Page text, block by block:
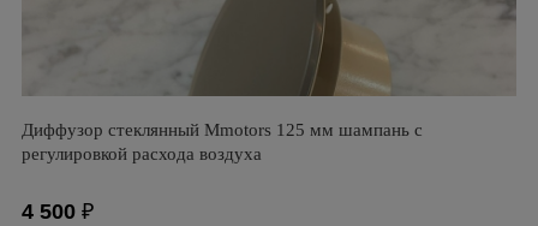
Диффузор стеклянный Mmotors 125 мм шампань с
регулировкой расхода воздуха
4 500 ₽